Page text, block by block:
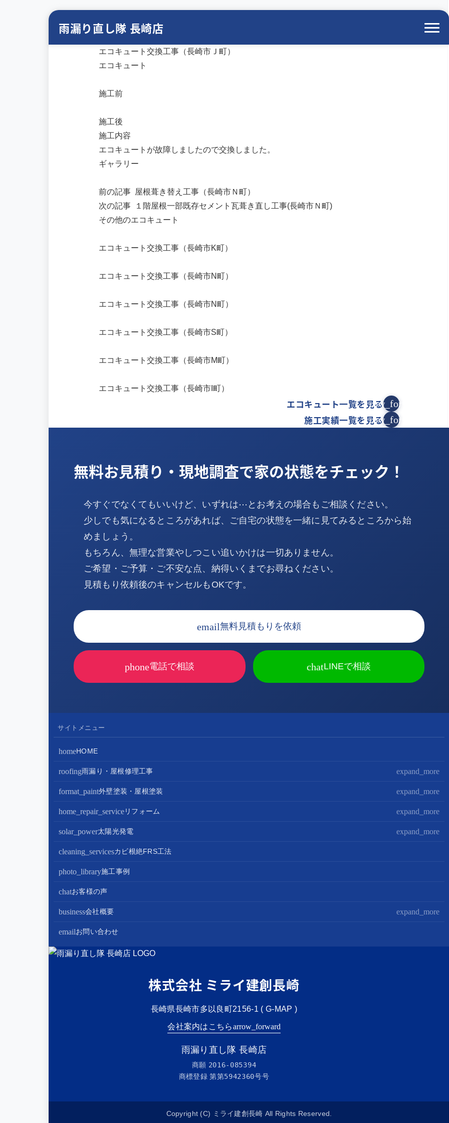
雨漏り直し隊 長崎店
エコキュート交換工事（長崎市Ｊ町）
エコキュート
施工前
施工後
施工内容
エコキュートが故障しましたので交換しました。
ギャラリー
前の記事 屋根葺き替え工事（長崎市Ｎ町）
次の記事
１階屋根一部既存セメント瓦葺き直し工事(長崎市Ｎ町)
その他のエコキュート
エコキュート交換工事（長崎市K町）
エコキュート交換工事（長崎市N町）
エコキュート交換工事（長崎市N町）
エコキュート交換工事（長崎市S町）
エコキュート交換工事（長崎市M町）
エコキュート交換工事（長崎市I町）
arrow_forward
エコキュート一覧を見る
arrow_forward
施工実績一覧を見る
無料お見積り・現地調査で家の状態をチェック！
今すぐでなくてもいいけど、いずれは⋯とお考えの場合もご相談ください。
少しでも気になるところがあれば、ご自宅の状態を一緒に見てみるところから始
めましょう。
もちろん、無理な営業やしつこい追いかけは一切ありません。
ご希望・ご予算・ご不安な点、納得いくまでお尋ねください。
見積もり依頼後のキャンセルもOKです。
email無料見積もりを依頼
phone電話で相談 chatLINEで相談
サイトメニュー
homeHOME
roofing雨漏り・屋根修理工事 expand_more
屋根修理・屋根工事
屋根カバー工法
屋根葺き替え・葺き直し
format_paint外壁塗装・屋根塗装 expand_more
外壁塗装
屋根塗装
屋根塗装+外壁塗装がお得
home_repair_serviceリフォーム expand_more
キッチンリフォーム
バスルームリフォーム
トイレリフォーム
solar_power太陽光発電 expand_more
太陽光パネル設置
蓄電池設置
cleaning_servicesカビ根絶FRS工法
photo_library施工事例
chatお客様の声
business会社概要 expand_more
会社案内
スタッフ紹介
emailお問い合わせ
株式会社 ミライ建創長崎
長崎県長崎市多以良町2156-1 ( G-MAP )
会社案内はこちらarrow_forward
雨漏り直し隊 長崎店
商願 2016-085394
商標登録 第第5942360号号
Copyright (C) ミライ建創長崎 All Rights Reserved.